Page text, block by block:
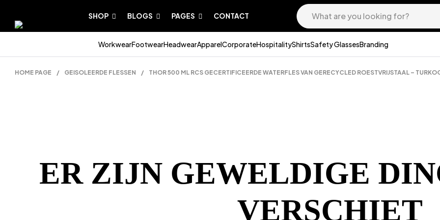
SHOP BLOGS PAGES CONTACT
WorkwearFootwearHeadwearApparelCorporateHospitalityShirtsSafety GlassesBranding
HOME PAGE / GEISOLEERDE FLESSEN / THOR 500 ML RCS GECERTIFICEERDE WATERFLES VAN GERECYCLED ROESTVRIJSTAAL –
ER ZIJN GEWELDIGE
VERSCHIET